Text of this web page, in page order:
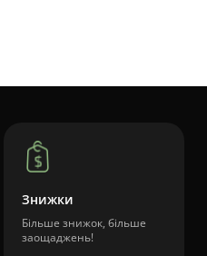
Знижки
Більше знижок, більше
заощаджень!